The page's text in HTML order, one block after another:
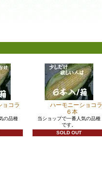
ョコラ
の品種
ハーモニーショコラ
６本
当ショップで一番人気の品種
です。
SOLD OUT